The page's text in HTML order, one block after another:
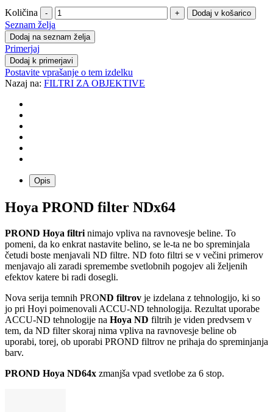
Količina - +
Seznam želja
Dodaj na seznam želja
Primerjaj
Dodaj k primerjavi
Postavite vprašanje o tem izdelku
Nazaj na: FILTRI ZA OBJEKTIVE
Opis
Hoya PROND filter NDx64
PROND Hoya filtri nimajo vpliva na ravnovesje beline. To
pomeni, da ko enkrat nastavite belino, se le-ta ne bo spreminjala
četudi boste menjavali ND filtre. ND foto filtri se v večini primerov
menjavajo ali zaradi spremembe svetlobnih pogojev ali željenih
efektov katere bi radi dosegli.
Nova serija temnih PROND filtrov je izdelana z tehnologijo, ki so
jo pri Hoyi poimenovali ACCU-ND tehnologija. Rezultat uporabe
ACCU-ND tehnologije na Hoya ND filtrih je viden predvsem v
tem, da ND filter skoraj nima vpliva na ravnovesje beline ob
uporabi, torej, ob uporabi PROND filtrov ne prihaja do spreminjanja
barv.
PROND Hoya ND64x zmanjša vpad svetlobe za 6 stop.